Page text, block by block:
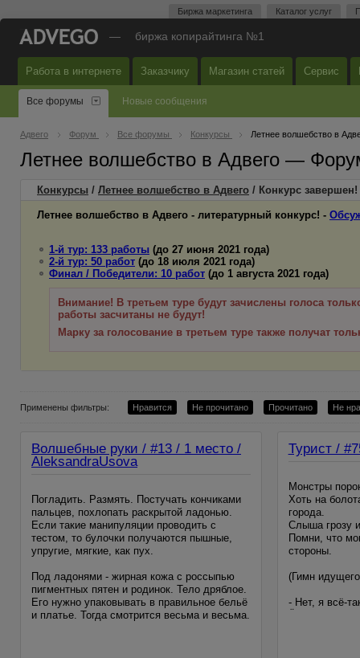
Биржа маркетинга Каталог услуг
— биржа копирайтинга №1
Работа в интернете Заказчику Магазин статей Сервис
Все форумы Новые сообщения
Адвего Форум Все форумы Конкурсы Летнее волшебство в
Летнее волшебство в Адвего —
Конкурсы / Летнее волшебство в Адвего / Конкурс завершен!
Летнее волшебство в Адвего - литературный конкурс! -
1-й тур: 133 работы (до 27 июня 2021 года)
2-й тур: 50 работ (до 18 июля 2021 года)
Финал / Победители: 10 работ (до 1 августа 2021 года)
Внимание! В третьем туре будут зачислены голоса
работы засчитаны не будут!
Марку за голосование в третьем туре также получат
Применены фильтры: Нравится Не прочитано Прочитано Не
Волшебные руки / #13 / 1 место /
AleksandraUsova
Погладить. Размять. Постучать кончиками
пальцев, похлопать раскрытой ладонью.
Если такие манипуляции проводить с
тестом, то булочки получаются пышные,
упругие, мягкие, как пух.
Под ладонями - жирная кожа с россыпью
пигментных пятен и родинок. Тело дряблое.
Его нужно упаковывать в правильное бельё
и платье. Тогда смотрится весьма и весьма.
Турист /
Монстры
Хоть на
города.
Слыша грозу
Помни, что
стороны.
(Гимн
- Нет, я всё-